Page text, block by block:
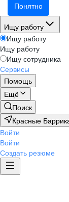
Понятно
Ищу работу
Ищу работу
Ищу работу
Ищу сотрудника
Сервисы
Помощь
Ещё
Поиск
Красные
Войти
Войти
Создать резюме